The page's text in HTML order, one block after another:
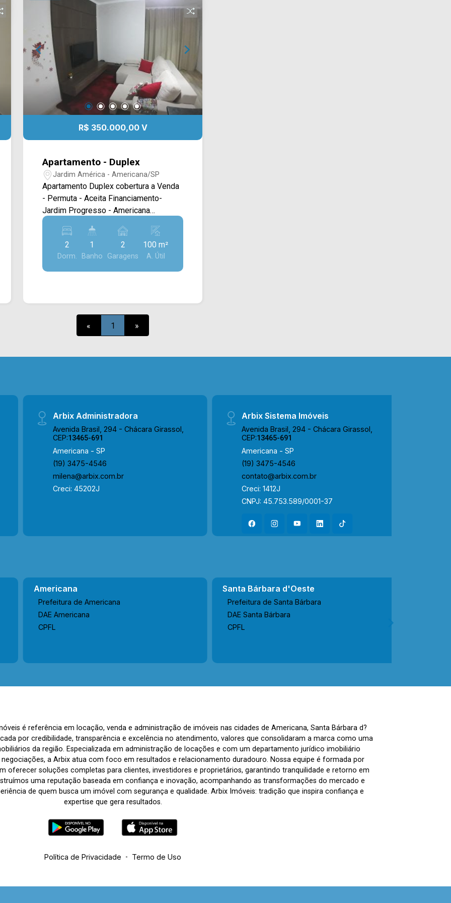
Duarte, contém fácil acesso a Av.
Nossa Sra. de Fátima e a Rod.
Anhanguera. Esta região conta com
restaurante Gordino`s, faculdade FAM,
supermercado Pérola, Hospital
Municipal e rodoviária. Entre em contato
com a equipe da Arbix Imóveis e
agende a sua visita!! WhatsApp e
Telefone: 19 3475-4546 ARBIX
IMÓVEIS - Presente em cada mudança!
R$ 350.000,00 V
Apartamento - Duplex
Jardim América - Americana/SP
Apartamento Duplex cobertura a Venda
- Permuta - Aceita Financiamento-
Jardim Progresso - Americana
Apartamento com área útil de 100,00
metros 2 Dormitórios com armários,
banheiro social, sala de estar, sala de
jantar Lavabo, cozinha americana
planejada, área de serviço com armário,
portaria 24 horas, playground, salão de
festas, quadra poliesportiva Para saber
uma visita, entre em contato conosco:
2
Dorm.
1
Banho
2
Garagens
100 m²
A. Útil
« 1 »
Arbix Administradora
Avenida Brasil, 294 - Chácara Girassol,
CEP:13465-691
Americana - SP
(19) 3475-4546
milena@arbix.com.br
Creci: 45202J
Arbix Sistema Imóveis
Avenida Brasil, 294 - Chácara Girassol,
CEP:13465-691
Americana - SP
(19) 3475-4546
contato@arbix.com.br
Creci: 1412J
CNPJ: 45.753.589/0001-37
Americana
Prefeitura de Americana
DAE Americana
CPFL
Santa Bárbara d'Oeste
Prefeitura de Santa Bárbara
DAE Santa Bárbara
CPFL
é referência em locação, venda e administração de imóveis nas cidades de Americana, Santa Bárbara d?
por credibilidade, transparência e excelência no atendimento, valores que consolidaram a marca como uma
da região. Especializada em administração de locações e com um departamento jurídico imobiliário
a Arbix atua com foco em resultados e relacionamento duradouro. Nossa equipe é formada por
oferecer soluções completas para clientes, investidores e proprietários, garantindo tranquilidade e retorno em
uma reputação baseada em confiança e inovação, acompanhando as transformações do mercado e
de quem busca um imóvel com segurança e qualidade. Arbix Imóveis: tradição que inspira confiança e
expertise que gera resultados.
Política de Privacidade - Termo de Uso